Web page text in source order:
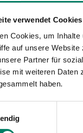
verwendet Cookies
Cookies, um
auf unsere
Partner für
mit weiteren Daten
haben.
on accessibility